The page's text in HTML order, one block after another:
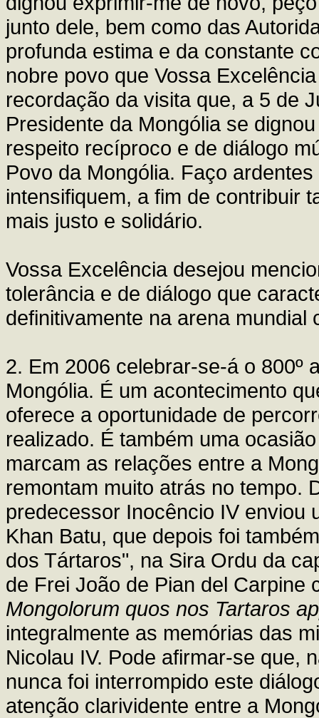
junto dele, bem como das
profunda estima e da constante
nobre povo que Vossa
recordação da visita que, a 5 de
Presidente da Mongólia se
respeito recíproco e de diálogo
Povo da Mongólia. Faço
intensifiquem, a fim de contribuir
mais justo e solidário.
Vossa Excelência desejou
tolerância e de diálogo que
definitivamente na arena
2. Em 2006 celebrar-se-á o 800º
Mongólia. É um acontecimento
oferece a oportunidade de
realizado. É também uma
marcam as relações entre a
remontam muito atrás no tempo.
predecessor Inocêncio IV enviou
Khan Batu, que depois foi
dos Tártaros", na Sira Ordu da
de Frei João de Pian del
Mongolorum quos nos Tartaros
integralmente as memórias das
Nicolau IV. Pode afirmar-se que,
nunca foi interrompido este
atenção clarividente entre a